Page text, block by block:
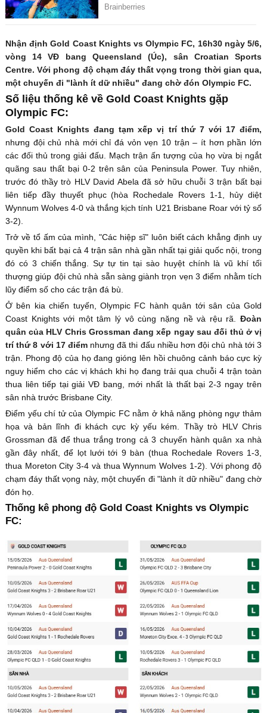
Nhận định Gold Coast Knights vs Olympic FC, 16h30 ngày 5/6,
vòng 14 VĐ bang Queensland (Úc), sân Croatian Sports
Centre. Với phong độ chạm đáy thất vọng trong thời gian qua,
một chuyến đi "lành ít dữ nhiều" đang chờ đón Olympic FC.
Số liệu thống kê về Gold Coast Knights gặp
Olympic FC:
Gold Coast Knights đang tạm xếp vị trí thứ 7 với 17 điểm,
nhưng đội chủ nhà mới chỉ đá vỏn vẹn 10 trận – ít hơn phần lớn
các đối thủ trong giải đấu. Mạch trận ấn tượng của họ vừa bị ngắt
quãng sau thất bại 0-2 trên sân của Peninsula Power. Tuy nhiên,
trước đó thầy trò HLV David Abela đã sở hữu chuỗi 3 trận bất bại
liên tiếp đầy thuyết phục (hòa Rochedale Rovers 1-1, hủy diệt
Wynnum Wolves 4-0 và thắng kịch tính U21 Brisbane Roar với tỷ số
3-2).
Trở về tổ ấm của mình, "Các hiệp sĩ" luôn biết cách khẳng định uy
quyền khi bất bại cả 4 trận sân nhà gần nhất tại giải quốc nội, trong
đó có 3 chiến thắng. Sự tự tin tại sào huyệt chính là vũ khí tối
thượng giúp đội chủ nhà sẵn sàng giành trọn vẹn 3 điểm nhằm tích
lũy điểm số cho các trận đá bù.
Ở bên kia chiến tuyến, Olympic FC hành quân tới sân của Gold
Coast Knights với một tâm lý vô cùng nặng nề và rệu rã.Đoàn
quân của HLV Chris Grossman đang xếp ngay sau đối thủ ở vị
trí thứ 8 với 17 điểmnhưng đã thi đấu nhiều hơn đội chủ nhà tới 3
trận. Phong độ của họ đang gióng lên hồi chuông cảnh báo cực kỳ
nguy hiểm cho các vị khách khi họ đang trải qua chuỗi 4 trận toàn
thua liên tiếp tại giải VĐ bang, mới nhất là thất bại 2-3 ngay trên
sân nhà trước Brisbane City.
Điểm yếu chí tử của Olympic FC nằm ở khả năng phòng ngự thảm
họa và bản lĩnh đi khách cực kỳ yếu kém. Thầy trò HLV Chris
Grossman đã để thua trắng trong cả 3 chuyến hành quân xa nhà
gần đây nhất, để lọt lưới tới 9 bàn (thua Rochedale Rovers 1-3,
thua Moreton City 3-4 và thua Wynnum Wolves 1-2). Với phong độ
chạm đáy thất vọng này, một chuyến đi "lành ít dữ nhiều" đang chờ
đón họ.
Thống kê phong độ Gold Coast Knights vs Olympic
FC: